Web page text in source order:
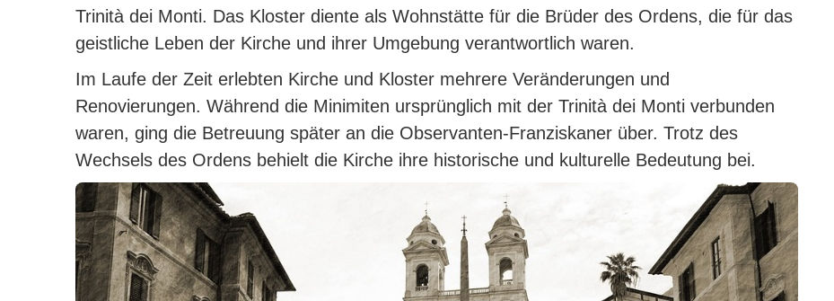
Trinità dei Monti. Das Kloster diente als Wohnstätte für die Brüder des Ordens, die für das
geistliche Leben der Kirche und ihrer Umgebung verantwortlich waren.
Im Laufe der Zeit erlebten Kirche und Kloster mehrere Veränderungen und
Renovierungen. Während die Minimiten ursprünglich mit der Trinità dei Monti verbunden
waren, ging die Betreuung später an die Observanten-Franziskaner über. Trotz des
Wechsels des Ordens behielt die Kirche ihre historische und kulturelle Bedeutung bei.